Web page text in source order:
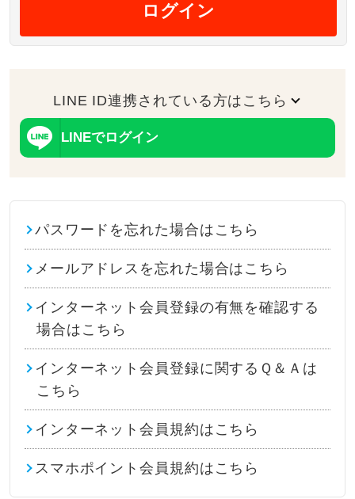
ログイン
LINE ID連携されている方はこちら
LINEでログイン
パスワードを忘れた場合はこちら
メールアドレスを忘れた場合はこちら
インターネット会員登録の有無を確認する
場合はこちら
インターネット会員登録に関するＱ＆Ａは
こちら
インターネット会員規約はこちら
スマホポイント会員規約はこちら